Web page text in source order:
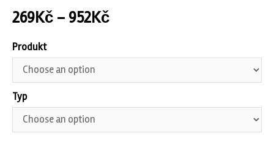
269Kč – 952Kč
Produkt
Typ